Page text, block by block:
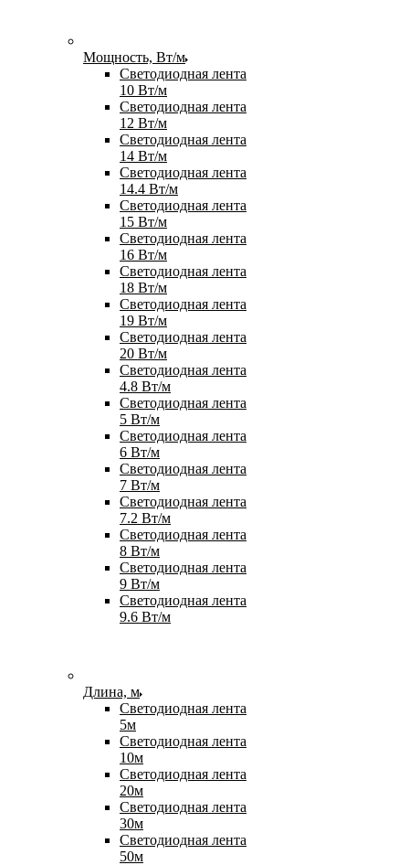
Мощность, Вт/м
Светодиодная лента
10 Вт/м
Светодиодная лента
12 Вт/м
Светодиодная лента
14 Вт/м
Светодиодная лента
14.4 Вт/м
Светодиодная лента
15 Вт/м
Светодиодная лента
16 Вт/м
Светодиодная лента
18 Вт/м
Светодиодная лента
19 Вт/м
Светодиодная лента
20 Вт/м
Светодиодная лента
4.8 Вт/м
Светодиодная лента
5 Вт/м
Светодиодная лента
6 Вт/м
Светодиодная лента
7 Вт/м
Светодиодная лента
7.2 Вт/м
Светодиодная лента
8 Вт/м
Светодиодная лента
9 Вт/м
Светодиодная лента
9.6 Вт/м
Длина, м
Светодиодная лента
5м
Светодиодная лента
10м
Светодиодная лента
20м
Светодиодная лента
30м
Светодиодная лента
50м